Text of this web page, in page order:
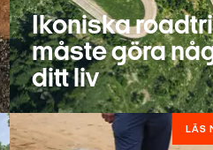
Ikoniska
måste göra
ditt liv
LÄS